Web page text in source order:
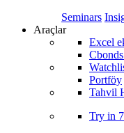
Seminars
Araçlar
Excel
Portföy
Tahvil
Try in